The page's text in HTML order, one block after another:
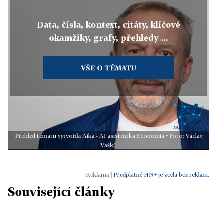
Data, čísla, kontext, citáty, klíčové
okamžiky, grafy, přehledy ...
VŠE O TÉMATU
Přehled tématu vytvořila Aika - AI asistentka Economia • Foto: Václav
Vašků
| Předplatné HN+ je zcela bez reklam.
Související články